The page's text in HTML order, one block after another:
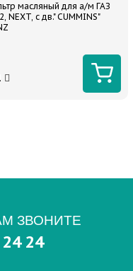
масляный для а/м ГАЗ
NEXT, с дв." CUMMINS"
ЗВОНИТЕ
24